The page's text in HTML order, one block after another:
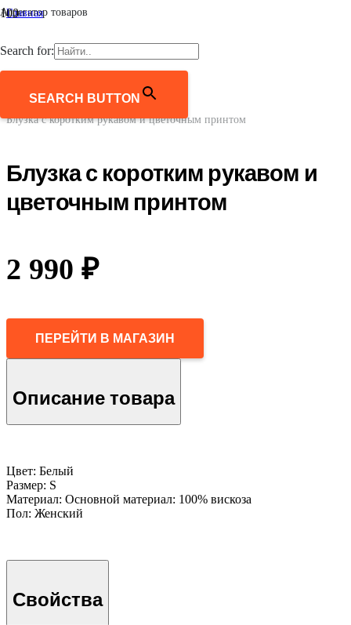
Агрегатор товаров
Search for:
SEARCH BUTTON
Главная
/
Блузки и рубашки
Блузка с коротким рукавом и цветочным принтом
Блузка с коротким рукавом и
цветочным принтом
2 990 ₽
ПЕРЕЙТИ В МАГАЗИН
Описание товара
Цвет: Белый
Размер: S
Материал: Основной материал: 100% вискоза
Пол: Женский
Свойства